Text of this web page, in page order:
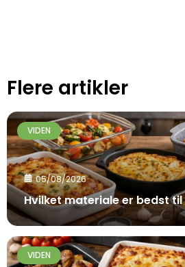
Flere artikler
VIDEN
05/08/2026
Hvilket materiale er bedst
VIDEN